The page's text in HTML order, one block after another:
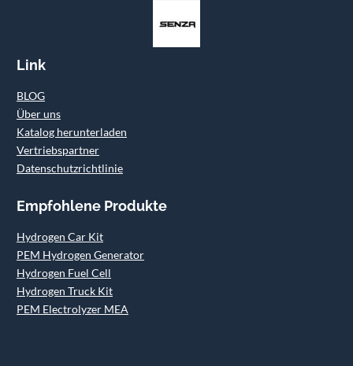
Link
BLOG
Über uns
Katalog herunterladen
Vertriebspartner
Datenschutzrichtlinie
Empfohlene Produkte
Hydrogen Car Kit
PEM Hydrogen Generator
Hydrogen Fuel Cell
Hydrogen Truck Kit
PEM Electrolyzer MEA